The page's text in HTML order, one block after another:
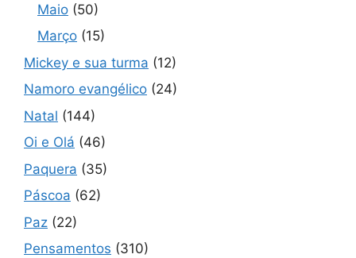
Maio (50)
Março (15)
Mickey e sua turma (12)
Namoro evangélico (24)
Natal (144)
Oi e Olá (46)
Paquera (35)
Páscoa (62)
Paz (22)
Pensamentos (310)